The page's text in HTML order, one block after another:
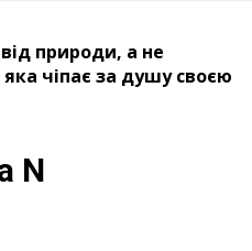
природи, а не
яка чіпає за душу своєю
N